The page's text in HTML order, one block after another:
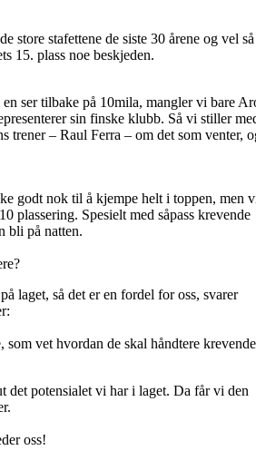
store stafettene de siste 30 årene og vel så
15. plass noe beskjeden.
ser tilbake på 10mila, mangler vi bare
sin finske klubb. Så vi stiller
trener – Raul Ferra – om det som venter,
godt nok til å kjempe helt i toppen, men
plassering. Spesielt med såpass krevende
bli på natten.
laget, så det er en fordel for oss, svarer
som vet hvordan de skal håndtere krevende
det potensialet vi har i laget. Da får vi den
oss!